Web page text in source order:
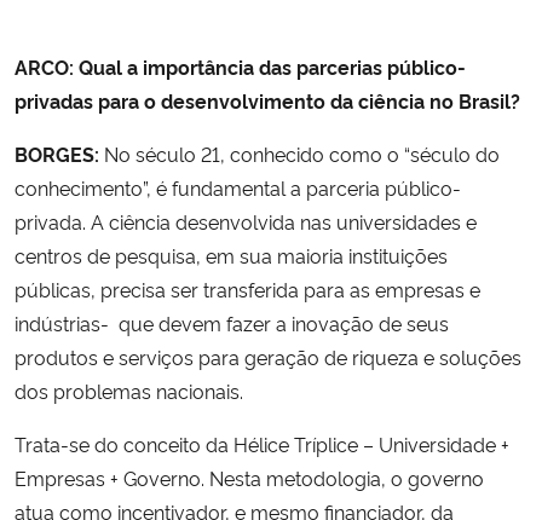
ARCO: Qual a importância das parcerias público-
privadas para o desenvolvimento da ciência no Brasil?
BORGES: No século 21, conhecido como o “século do
conhecimento”, é fundamental a parceria público-
privada. A ciência desenvolvida nas universidades e
centros de pesquisa, em sua maioria instituições
públicas, precisa ser transferida para as empresas e
indústrias- que devem fazer a inovação de seus
produtos e serviços para geração de riqueza e soluções
dos problemas nacionais.
Trata-se do conceito da Hélice Tríplice – Universidade +
Empresas + Governo. Nesta metodologia, o governo
atua como incentivador, e mesmo financiador, da